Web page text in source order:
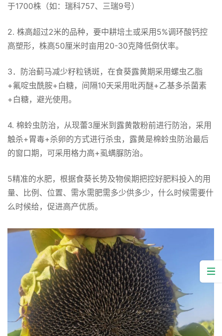
于1700株（如：瑞科757、三瑞9号）
2. 株高超过2米的品种，要中耕培土或采用5%调环酸钙控
高塑形，株高50厘米时亩用20-30克降低倒伏率。
3．防治蓟马减少籽粒锈斑，在食葵露黄期采用螺虫乙脂
+氟啶虫酰胺+白糖，间隔10天采用吡丙醚+乙基多杀菌素
+白糖，避光使用。
4. 棉蛉虫防治，从现蕾3厘米到露黄散粉前进行防治，采用
触杀+胃毒+杀卵的方式进行杀虫，露黄是棉蛉虫防治最后
的窗口期，可采用格力高+虱螨脲防治。
5精准的水肥，根据食葵长势及物侯期把控好肥料投入的用
量、比例、位置、需水需肥需多少供多少，什么时候需要什
么时候给，促进高产优质。